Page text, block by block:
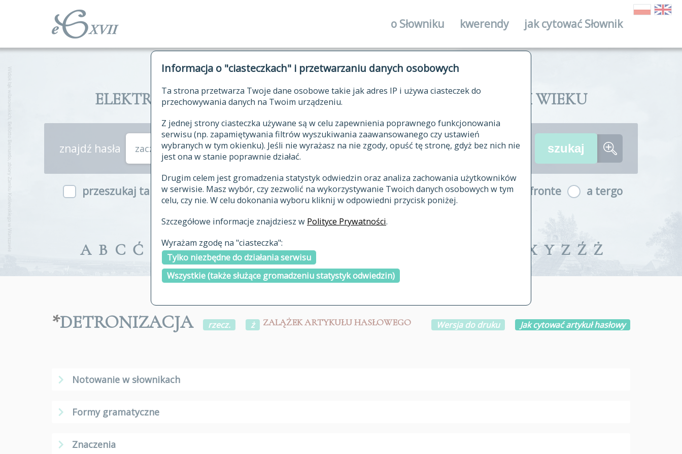
Informacja o "ciasteczkach" i przetwarzaniu danych osobowych
Ta strona przetwarza Twoje dane osobowe takie jak adres IP i używa ciasteczek do
przechowywania danych na Twoim urządzeniu.
Z jednej strony ciasteczka używane są w celu zapewnienia poprawnego funkcjonowania
serwisu (np. zapamiętywania filtrów wyszukiwania zaawansowanego czy ustawień
wybranych w tym okienku). Jeśli nie wyrażasz na nie zgody, opuść tę stronę, gdyż bez nich nie
jest ona w stanie poprawnie działać.
Drugim celem jest gromadzenia statystyk odwiedzin oraz analiza zachowania użytkowników
w serwisie. Masz wybór, czy zezwolić na wykorzystywanie Twoich danych osobowych w tym
celu, czy nie. W celu dokonania wyboru kliknij w odpowiedni przycisk poniżej.
Szczegółowe informacje znajdziesz w Polityce Prywatności.
Wyrażam zgodę na "ciasteczka":
Tylko niezbędne do działania serwisu
Wszystkie (także służące gromadzeniu statystyk odwiedzin)
o Słowniku
historia
publikacje
autorzy tekstów źródłowych
zasady opracowania
najnowsze hasła
ostatnio zmodyfikowane
kwerendy jak cytować Słownik
ELEKTRONICZNY SŁOWNIK JĘZYKA POLSKIEGO XVII I XVIII WIEKU
znajdź hasła zaczynające się od
przeszukaj także hasła w indeksie a fronte a tergo
A B C Ć E F G H I J K L Ł M X Y Z Ź Ż
*DETRONIZACJA rzecz. ż ZALĄŻEK ARTYKUŁU HASŁOWEGO Wersja do druku Jak cytować artykuł hasłowy
Notowanie w słownikach
Formy gramatyczne
Znaczenia